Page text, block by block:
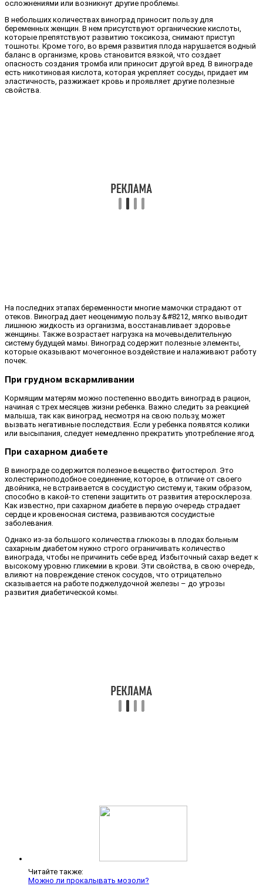
осложнениями или возникнут другие проблемы.
В небольших количествах виноград приносит пользу для
беременных женщин. В нем присутствуют органические кислоты,
которые препятствуют развитию токсикоза, снимают приступ
тошноты. Кроме того, во время развития плода нарушается водный
баланс в организме, кровь становится вязкой, что создает
опасность создания тромба или приносит другой вред. В винограде
есть никотиновая кислота, которая укрепляет сосуды, придает им
эластичность, разжижает кровь и проявляет другие полезные
свойства.
На последних этапах беременности многие мамочки страдают от
отеков. Виноград дает неоценимую пользу &#8212, мягко выводит
лишнюю жидкость из организма, восстанавливает здоровье
женщины. Также возрастает нагрузка на мочевыделительную
систему будущей мамы. Виноград содержит полезные элементы,
которые оказывают мочегонное воздействие и налаживают работу
почек.
При грудном вскармливании
Кормящим матерям можно постепенно вводить виноград в рацион,
начиная с трех месяцев жизни ребенка. Важно следить за реакцией
малыша, так как виноград, несмотря на свою пользу, может
вызвать негативные последствия. Если у ребенка появятся колики
или высыпания, следует немедленно прекратить употребление ягод.
При сахарном диабете
В винограде содержится полезное вещество фитостерол. Это
холестериноподобное соединение, которое, в отличие от своего
двойника, не встраивается в сосудистую систему и, таким образом,
способно в какой-то степени защитить от развития атеросклероза.
Как известно, при сахарном диабете в первую очередь страдает
сердце и кровеносная система, развиваются сосудистые
заболевания.
Однако из-за большого количества глюкозы в плодах больным
сахарным диабетом нужно строго ограничивать количество
винограда, чтобы не причинить себе вред. Избыточный сахар ведет к
высокому уровню гликемии в крови. Эти свойства, в свою очередь,
влияют на повреждение стенок сосудов, что отрицательно
сказывается на работе поджелудочной железы – до угрозы
развития диабетической комы.
Читайте также:
Можно ли прокалывать мозоли?